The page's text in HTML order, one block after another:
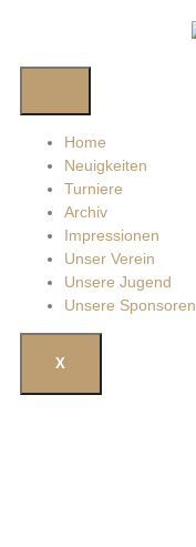
Home
Neuigkeiten
Turniere
Archiv
Impressionen
Unser Verein
Unsere Jugend
Unsere Sponsoren
X